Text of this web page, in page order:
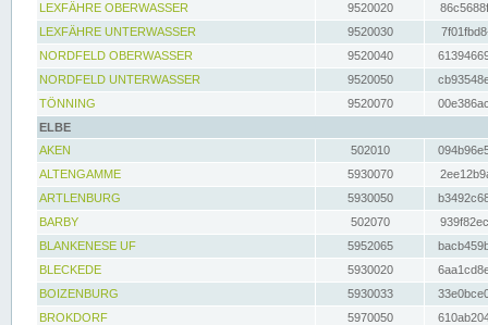
LEXFÄHRE OBERWASSER
9520020
LEXFÄHRE UNTERWASSER
9520030
NORDFELD OBERWASSER
9520040
NORDFELD UNTERWASSER
9520050
TÖNNING
9520070
ELBE
AKEN
502010
ALTENGAMME
5930070
ARTLENBURG
5930050
BARBY
502070
BLANKENESE UF
5952065
BLECKEDE
5930020
BOIZENBURG
5930033
BROKDORF
5970050